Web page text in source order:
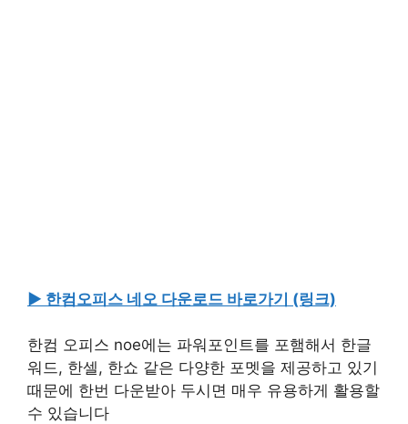
▶ 한컴오피스 네오 다운로드 바로가기 (링크)
한컴 오피스 noe에는 파워포인트를 포햄해서 한글
워드, 한셀, 한쇼 같은 다양한 포멧을 제공하고 있기
때문에 한번 다운받아 두시면 매우 유용하게 활용할
수 있습니다